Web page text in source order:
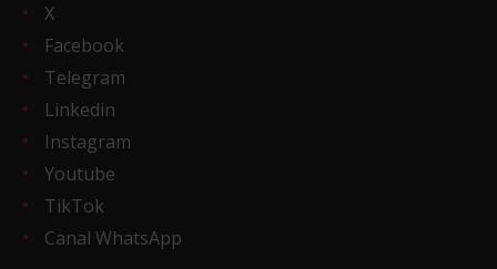
X
Facebook
Telegram
Linkedin
Instagram
Youtube
TikTok
Canal WhatsApp